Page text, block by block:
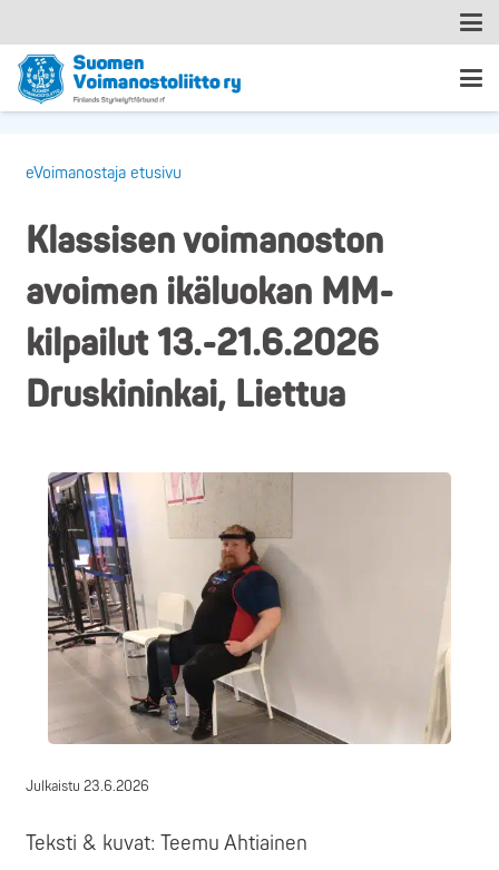
eVoimanostaja etusivu
Klassisen voimanoston
avoimen ikäluokan MM-
kilpailut 13.-21.6.2026
Druskininkai, Liettua
Julkaistu 23.6.2026
Teksti & kuvat: Teemu Ahtiainen